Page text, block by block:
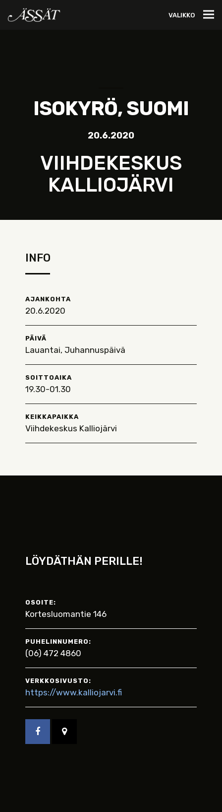
VALIKKO
ISOKYRÖ, SUOMI
20.6.2020
VIIHDEKESKUS
KALLIOJÄRVI
INFO
AJANKOHTA
20.6.2020
PÄIVÄ
Lauantai, Juhannuspäivä
SOITTOAIKA
19.30-01.30
KEIKKAPAIKKA
Viihdekeskus Kalliojärvi
LÖYDÄTHÄN PERILLE!
OSOITE:
Kortesluomantie 146
PUHELINNUMERO:
(06) 472 4860
VERKKOSIVUSTO:
https://www.kalliojarvi.fi